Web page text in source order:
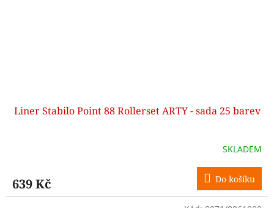
Liner Stabilo Point 88 Rollerset ARTY - sada 25 barev
SKLADEM
639 Kč Do košíku